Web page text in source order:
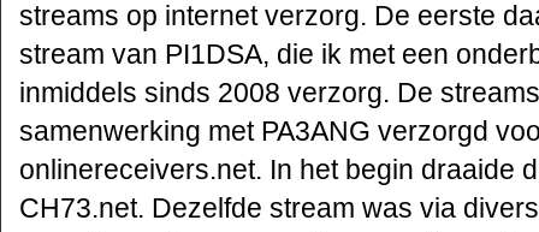
streams op internet verzorg. De eerste
stream van PI1DSA, die ik met een
inmiddels sinds 2008 verzorg. De
samenwerking met PA3ANG verzorgd
onlinereceivers.net. In het begin draaide
CH73.net. Dezelfde stream was via